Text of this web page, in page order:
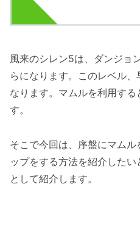
風来のシレン5は、ダンジョ
らになります。このレベル
なります。マムルを利用す
す。
そこで今回は、序盤にマム
ップをする方法を紹介した
として紹介します。